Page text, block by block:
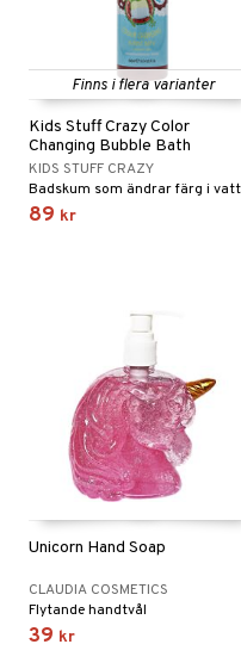
Finns i flera varianter
Kids Stuff Crazy Color
Changing Bubble Bath
KIDS STUFF CRAZY
89 kr
Unicorn Hand Soap
CLAUDIA COSMETICS
Flytande handtvål
39 kr